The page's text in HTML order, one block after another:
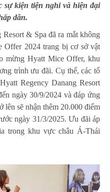
sự kiện tiện nghi và hiện đại
dẫn.
& Spa đã ra mắt không
Offer 2024 trang bị cơ sở vật
mừng Hyatt Mice Offer, khu
trình ưu đãi. Cụ thể, các tổ
Regency Danang Resort
ngày 30/9/2024 và đáp ứng
sẽ nhận thêm 20.000 điểm
ngày 31/3/2025. Ưu đãi áp
trong khu vực châu Á-Thái